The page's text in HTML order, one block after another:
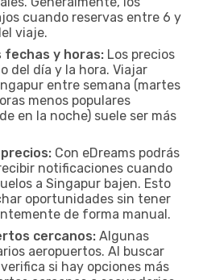
cuando reservas entre 6 y
viaje.
fechas y horas: Los precios
del día y la hora. Viajar
entre semana (martes
menos populares
en la noche) suele ser más
Con eDreams podrás
notificaciones cuando
a Singapur bajen. Esto
oportunidades sin tener
de forma manual.
cercanos: Algunas
aeropuertos. Al buscar
si hay opciones más